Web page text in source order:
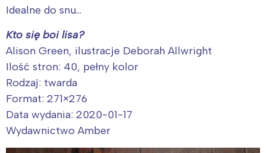
Idealne do snu…
Kto się boi lisa?
Alison Green, ilustracje Deborah Allwright
Ilość stron: 40, pełny kolor
Rodzaj: twarda
Format: 271×276
Data wydania: 2020-01-17
Wydawnictwo Amber